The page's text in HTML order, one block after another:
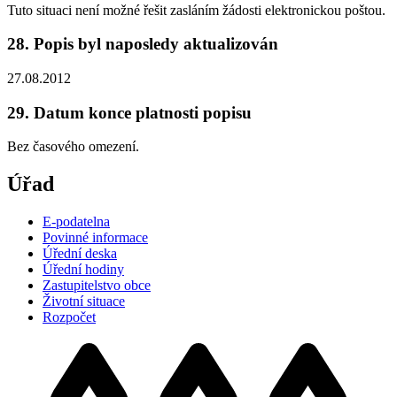
Tuto situaci není možné řešit zasláním žádosti elektronickou poštou.
28. Popis byl naposledy aktualizován
27.08.2012
29. Datum konce platnosti popisu
Bez časového omezení.
Úřad
E-podatelna
Povinné informace
Úřední deska
Úřední hodiny
Zastupitelstvo obce
Životní situace
Rozpočet